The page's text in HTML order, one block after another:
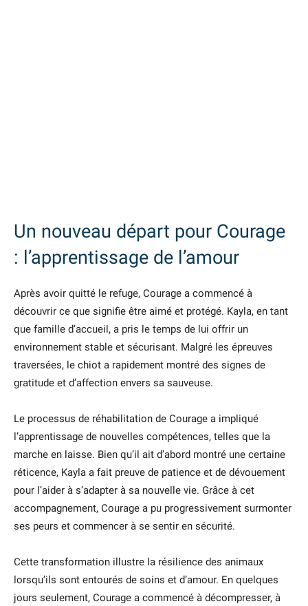
Un nouveau départ pour Courage
: l’apprentissage de l’amour
Après avoir quitté le refuge, Courage a commencé à
découvrir ce que signifie être aimé et protégé. Kayla, en tant
que famille d’accueil, a pris le temps de lui offrir un
environnement stable et sécurisant. Malgré les épreuves
traversées, le chiot a rapidement montré des signes de
gratitude et d’affection envers sa sauveuse.
Le processus de réhabilitation de Courage a impliqué
l’apprentissage de nouvelles compétences, telles que la
marche en laisse. Bien qu’il ait d’abord montré une certaine
réticence, Kayla a fait preuve de patience et de dévouement
pour l’aider à s’adapter à sa nouvelle vie. Grâce à cet
accompagnement, Courage a pu progressivement surmonter
ses peurs et commencer à se sentir en sécurité.
Cette transformation illustre la résilience des animaux
lorsqu’ils sont entourés de soins et d’amour. En quelques
jours seulement, Courage a commencé à décompresser, à